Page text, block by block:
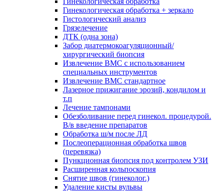
Гинекологическая обработка + зеркало
Гистологический анализ
Грязелечение
ДТК (одна зона)
Забор диатермокоагуляционный/
хирургический биопсия
Извлечение ВМС с использованием
специальных инструментов
Извлечение ВМС стандартное
Лазерное прижигание эрозий, кондилом и
т.п
Лечение тампонами
Обезболивание перед гинекол. процедурой.
В/в введение препаратов
Обработка ш/м после ЛД
Послеоперационная обработка швов
(перевязка)
Пункционная биопсия под контролем УЗИ
Расширенная кольпоскопия
Снятие швов (гинеколог.)
Удаление кисты вульвы